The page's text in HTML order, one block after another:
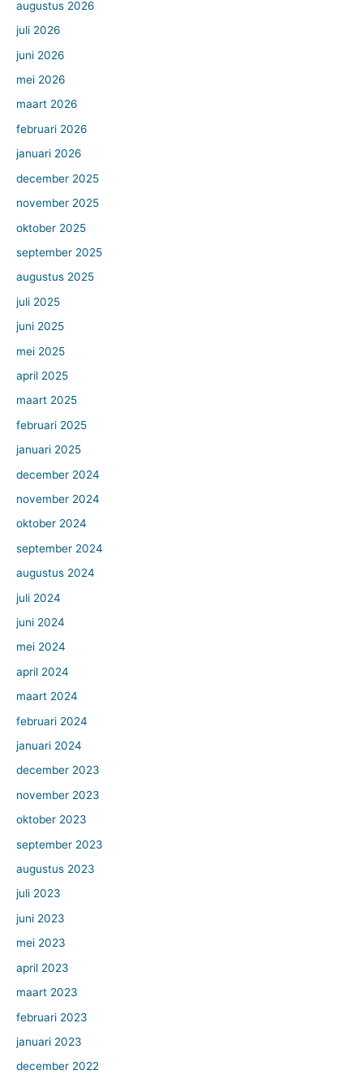
augustus 2026
juli 2026
juni 2026
mei 2026
maart 2026
februari 2026
januari 2026
december 2025
november 2025
oktober 2025
september 2025
augustus 2025
juli 2025
juni 2025
mei 2025
april 2025
maart 2025
februari 2025
januari 2025
december 2024
november 2024
oktober 2024
september 2024
augustus 2024
juli 2024
juni 2024
mei 2024
april 2024
maart 2024
februari 2024
januari 2024
december 2023
november 2023
oktober 2023
september 2023
augustus 2023
juli 2023
juni 2023
mei 2023
april 2023
maart 2023
februari 2023
januari 2023
december 2022